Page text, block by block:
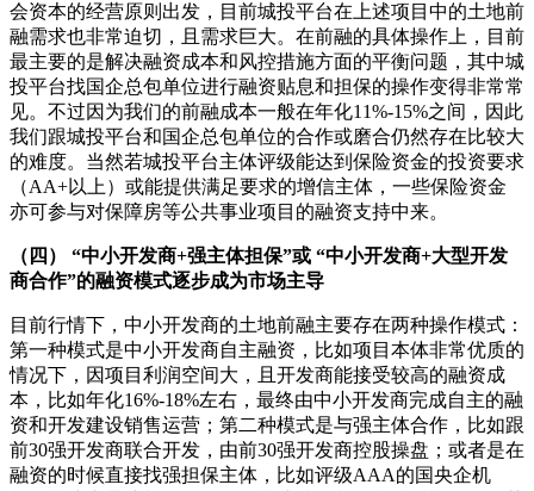
会资本的经营原则出发，目前城投平台在上述项目中的土地前
融需求也非常迫切，且需求巨大。在前融的具体操作上，目前
最主要的是解决融资成本和风控措施方面的平衡问题，其中城
投平台找国企总包单位进行融资贴息和担保的操作变得非常常
见。不过因为我们的前融成本一般在年化11%-15%之间，因此
我们跟城投平台和国企总包单位的合作或磨合仍然存在比较大
的难度。当然若城投平台主体评级能达到保险资金的投资要求
（AA+以上）或能提供满足要求的增信主体，一些保险资金
亦可参与对保障房等公共事业项目的融资支持中来。
（四） “中小开发商+强主体担保”或 “中小开发商+大型开发
商合作”的融资模式逐步成为市场主导
目前行情下，中小开发商的土地前融主要存在两种操作模式：
第一种模式是中小开发商自主融资，比如项目本体非常优质的
情况下，因项目利润空间大，且开发商能接受较高的融资成
本，比如年化16%-18%左右，最终由中小开发商完成自主的融
资和开发建设销售运营；第二种模式是与强主体合作，比如跟
前30强开发商联合开发，由前30强开发商控股操盘；或者是在
融资的时候直接找强担保主体，比如评级AAA的国央企机